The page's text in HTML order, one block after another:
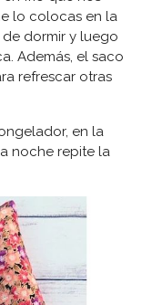
lo colocas en la
dormir y luego
Además, el saco
refrescar otras
en la
noche repite la